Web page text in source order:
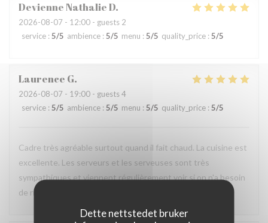
Dette nettstedet bruker
Devienne NathalieD
2026-08-07 - 12:00 - guests 2
service : 5/5 ambience : 5/5 menu : 5/5 quality_price : 5/5
Laurence G
2026-08-07 - 19:00 - guests 4
service : 5/5 ambience : 5/5 menu : 5/5 quality_price : 5/5
Cadre très agréable surtout quand il fait chaud. La cuisine est
excellente. Les serveurs et les serveuses sont très
sympathiques et viennent régulièrement voir si on n'a besoin
de rien. On se sent bien dans ce restaurant.